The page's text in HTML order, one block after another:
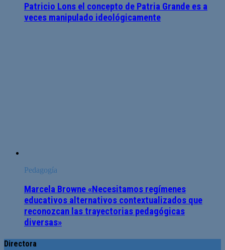
Patricio Lons el concepto de Patria Grande es a
veces manipulado ideológicamente
Pedagogía
Marcela Browne «Necesitamos regímenes
educativos alternativos contextualizados que
reconozcan las trayectorias pedagógicas
diversas»
Directora